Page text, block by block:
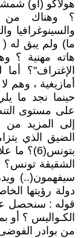
هولاكو (أو)
؟ وهناك من
ما) ولم يبق له (
هاته مهنية
الإغتراف"؟
أمازيغية ، وهم
حينما نجد ما
على مستوى
إلى المزيد من
الضيق الذي
الشقيقة تونس؟
سيفهمون(..)
دولة رؤيتها
قوله : سنحصل
الكـواليس ؟ أو
من بوادر